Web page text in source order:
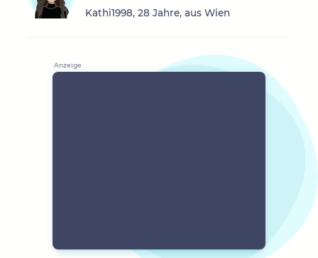
Kathi1998, 28 Jahre, aus Wien